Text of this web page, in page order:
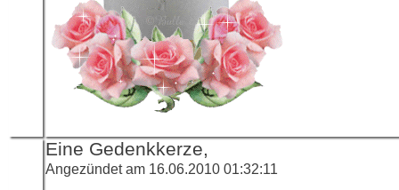
Eine Gedenkkerze,
Angezündet am 16.06.2010 01:32:11